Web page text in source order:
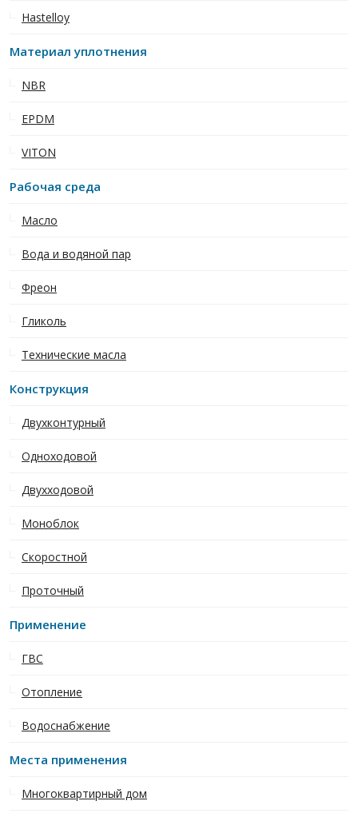
Hastelloy
Материал уплотнения
NBR
EPDM
VITON
Рабочая среда
Масло
Вода и водяной пар
Фреон
Гликоль
Технические масла
Конструкция
Двухконтурный
Одноходовой
Двухходовой
Моноблок
Скоростной
Проточный
Применение
ГВС
Отопление
Водоснабжение
Места применения
Многоквартирный дом